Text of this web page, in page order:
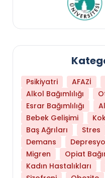
Hangi Yaşta
Psikiyatri AFAZİ
Alkol Bağımlılığı
Esrar Bağımlılığı
Bebek Gelişimi
Baş Ağrıları
Stres
Demans
Migren
Opiat
Kadın Hastalıkları